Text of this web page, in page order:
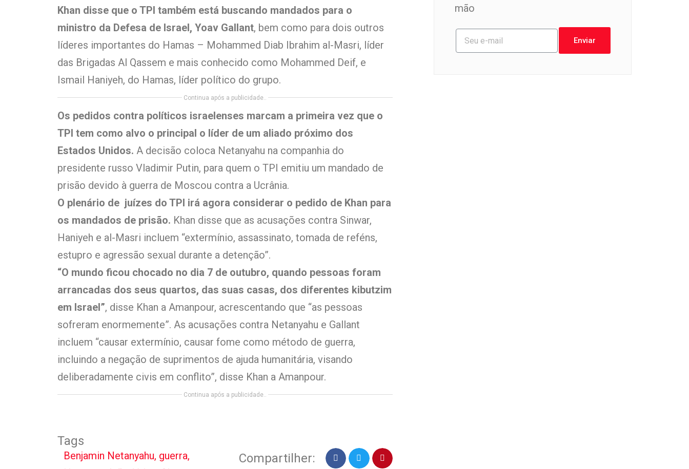
Khan disse que o TPI também está buscando mandados para o
ministro da Defesa de Israel, Yoav Gallant, bem como para dois outros
líderes importantes do Hamas – Mohammed Diab Ibrahim al-Masri, líder
das Brigadas Al Qassem e mais conhecido como Mohammed Deif, e
Ismail Haniyeh, do Hamas, líder político do grupo.
Continua após a publicidade..
Os pedidos contra políticos israelenses marcam a primeira vez que o
TPI tem como alvo o principal o líder de um aliado próximo dos
Estados Unidos. A decisão coloca Netanyahu na companhia do
presidente russo Vladimir Putin, para quem o TPI emitiu um mandado de
prisão devido à guerra de Moscou contra a Ucrânia.
O plenário de juízes do TPI irá agora considerar o pedido de Khan para
os mandados de prisão. Khan disse que as acusações contra Sinwar,
Haniyeh e al-Masri incluem “extermínio, assassinato, tomada de reféns,
estupro e agressão sexual durante a detenção”.
“O mundo ficou chocado no dia 7 de outubro, quando pessoas foram
arrancadas dos seus quartos, das suas casas, dos diferentes kibutzim
em Israel”, disse Khan a Amanpour, acrescentando que “as pessoas
sofreram enormemente”. As acusações contra Netanyahu e Gallant
incluem “causar extermínio, causar fome como método de guerra,
incluindo a negação de suprimentos de ajuda humanitária, visando
deliberadamente civis em conflito”, disse Khan a Amanpour.
Continua após a publicidade..
Tags
Benjamin Netanyahu, guerra,
Compartilher:
mão
Enviar